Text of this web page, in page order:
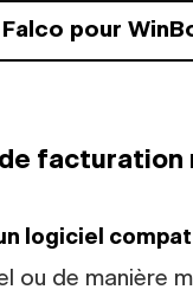
pour
de facturation
logiciel
ou de manière